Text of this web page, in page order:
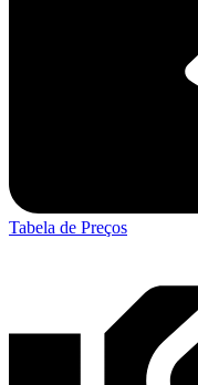
Tabela de Preços